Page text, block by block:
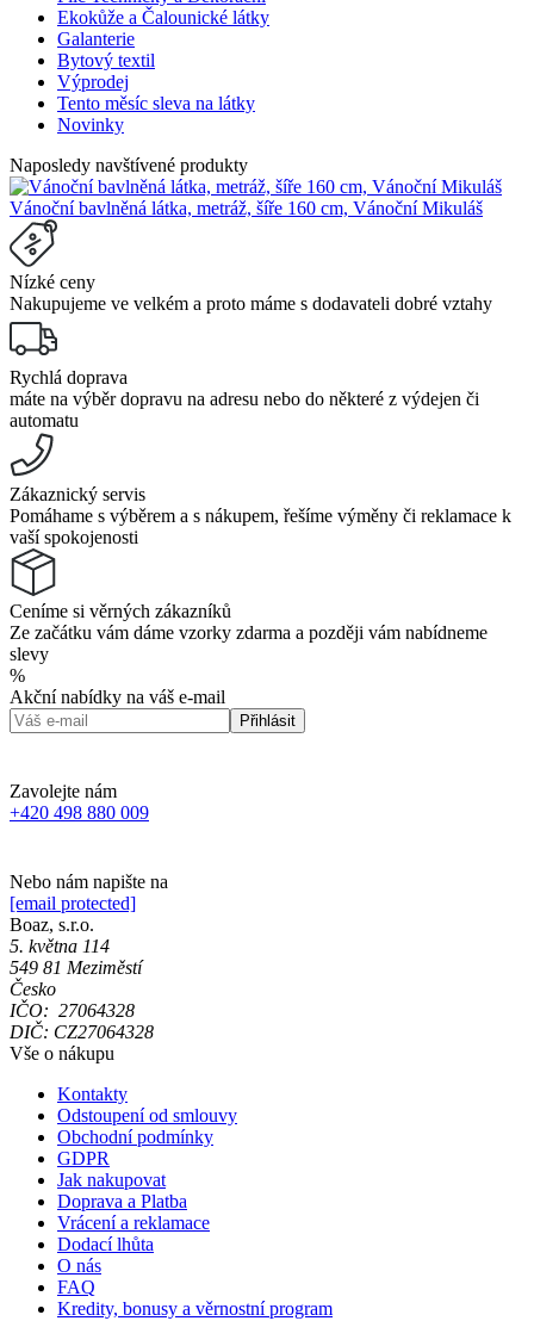
Ekokůže a Čalounické látky
Galanterie
Bytový textil
Výprodej
Tento měsíc sleva na látky
Novinky
Naposledy navštívené produkty
Vánoční bavlněná látka, metráž, šíře 160 cm, Vánoční Mikuláš
Nízké ceny
Nakupujeme ve velkém a proto máme s dodavateli dobré vztahy
Rychlá doprava
máte na výběr dopravu na adresu nebo do některé z výdejen či
automatu
Zákaznický servis
Pomáhame s výběrem a s nákupem, řešíme výměny či reklamace k
vaší spokojenosti
Ceníme si věrných zákazníků
Ze začátku vám dáme vzorky zdarma a později vám nabídneme
slevy
%
Akční nabídky na váš e-mail
Přihlásit
Zavolejte nám
+420 498 880 009
Nebo nám napište na
[email protected]
Boaz, s.r.o.
5. května 114
549 81 Meziměstí
Česko
IČO: 27064328
DIČ: CZ27064328
Vše o nákupu
Kontakty
Odstoupení od smlouvy
Obchodní podmínky
GDPR
Jak nakupovat
Doprava a Platba
Vrácení a reklamace
Dodací lhůta
O nás
FAQ
Kredity, bonusy a věrnostní program